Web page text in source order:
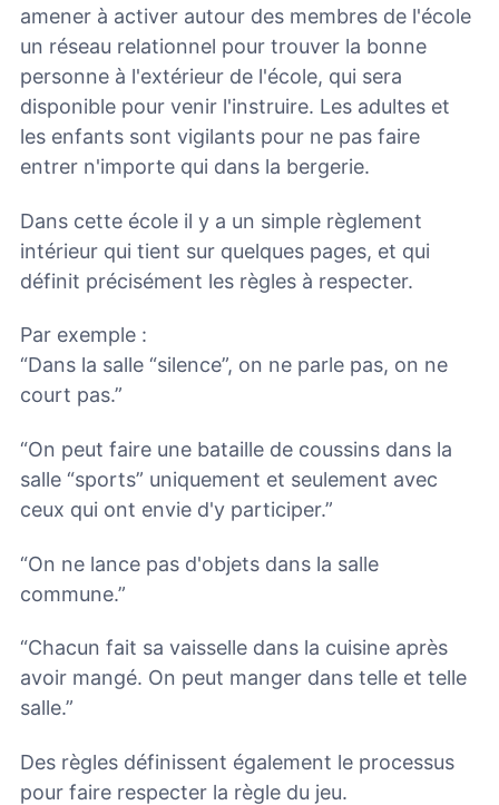
amener à activer autour des membres de l'école
un réseau relationnel pour trouver la bonne
personne à l'extérieur de l'école, qui sera
disponible pour venir l'instruire. Les adultes et
les enfants sont vigilants pour ne pas faire
entrer n'importe qui dans la bergerie.
Dans cette école il y a un simple règlement
intérieur qui tient sur quelques pages, et qui
définit précisément les règles à respecter.
Par exemple :
“Dans la salle “silence”, on ne parle pas, on ne
court pas.”
“On peut faire une bataille de coussins dans la
salle “sports” uniquement et seulement avec
ceux qui ont envie d'y participer.”
“On ne lance pas d'objets dans la salle
commune.”
“Chacun fait sa vaisselle dans la cuisine après
avoir mangé. On peut manger dans telle et telle
salle.”
Des règles définissent également le processus
pour faire respecter la règle du jeu.